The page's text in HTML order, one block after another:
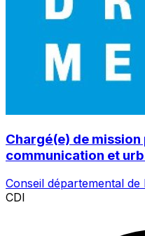
Chargé(e) de
communication et
Conseil départemental de
CDI